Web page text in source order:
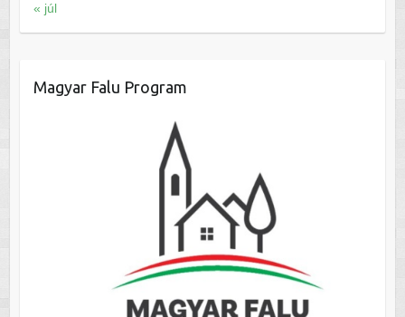
« júl
Magyar Falu Program